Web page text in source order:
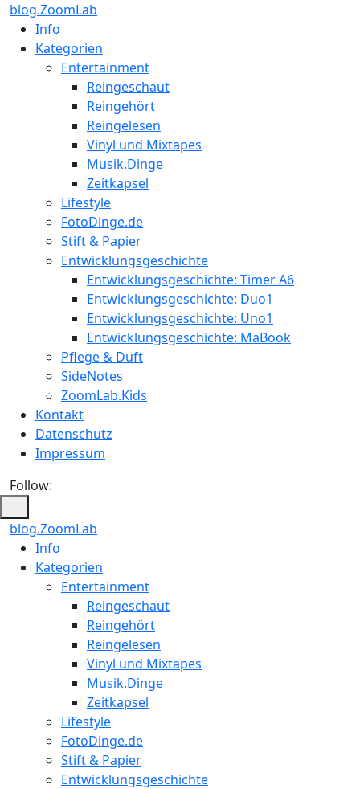
blog.ZoomLab
Info
Kategorien
Entertainment
Reingeschaut
Reingehört
Reingelesen
Vinyl und Mixtapes
Musik.Dinge
Zeitkapsel
Lifestyle
FotoDinge.de
Stift & Papier
Entwicklungsgeschichte
Entwicklungsgeschichte: Timer A6
Entwicklungsgeschichte: Duo1
Entwicklungsgeschichte: Uno1
Entwicklungsgeschichte: MaBook
Pflege & Duft
SideNotes
ZoomLab.Kids
Kontakt
Datenschutz
Impressum
Follow:
blog.ZoomLab
ZoomLab
//
Info
Kategorien
Entertainment
Reingeschaut
Reingehört
Reingelesen
Vinyl und Mixtapes
Musik.Dinge
Zeitkapsel
Lifestyle
FotoDinge.de
Stift & Papier
Entwicklungsgeschichte